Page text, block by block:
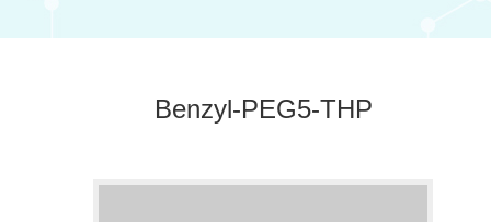
Benzyl-PEG5-THP